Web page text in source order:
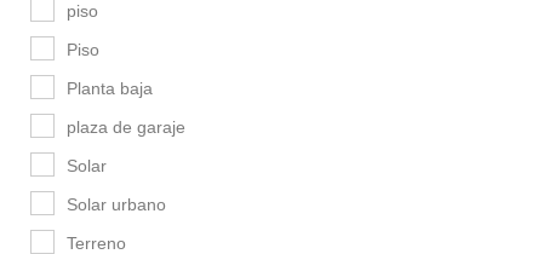
piso
Piso
Planta baja
plaza de garaje
Solar
Solar urbano
Terreno